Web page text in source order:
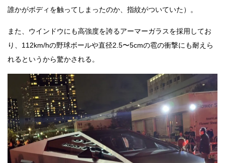
誰かがボディを触ってしまったのか、指紋がついていた）。
また、ウインドウにも高強度を誇るアーマーガラスを採用してお
り、112km/hの野球ボールや直径2.5〜5cmの雹の衝撃にも耐えら
れるというから驚かされる。